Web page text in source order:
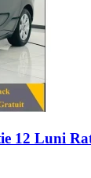
12 Luni